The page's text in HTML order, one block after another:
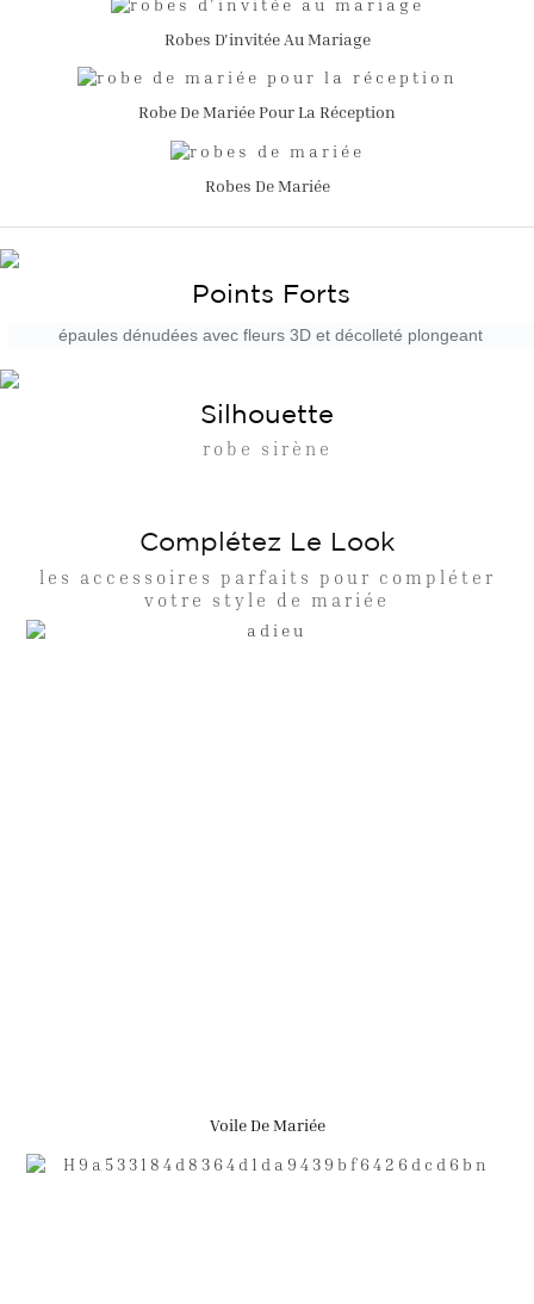
Robes D'invitée Au Mariage
Robe De Mariée Pour La Réception
Robes De Mariée
Points Forts
épaules dénudées avec fleurs 3D et décolleté plongeant
Silhouette
robe sirène
Complétez Le Look
les accessoires parfaits pour compléter
votre style de mariée
Voile De Mariée